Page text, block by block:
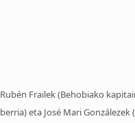
Rubén Frailek (Behobiako
berria) eta José Mari